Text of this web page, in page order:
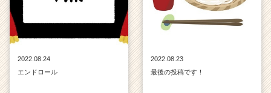
2022.08.24
エンドロール
2022.08.23
最後の投稿です！